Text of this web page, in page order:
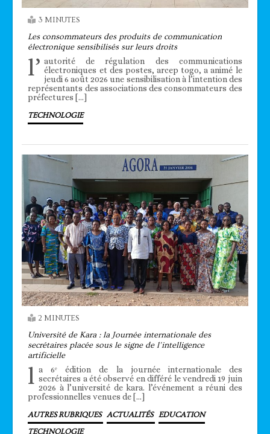
3 MINUTES
Les consommateurs des produits de communication
électronique sensibilisés sur leurs droits
l’ autorité de régulation des communications
électroniques et des postes, arcep togo, a animé le
jeudi 6 août 2026 une sensibilisation à l’intention des
représentants des associations des consommateurs des
préfectures […]
TECHNOLOGIE
2 MINUTES
Université de Kara : la Journée internationale des
secrétaires placée sous le signe de l’intelligence
artificielle
l a 6ᵉ édition de la journée internationale des
secrétaires a été observé en différé le vendredi 19 juin
2026 à l’université de kara. l’événement a réuni des
professionnelles venues de […]
AUTRES RUBRIQUES ACTUALITÉS EDUCATION
TECHNOLOGIE